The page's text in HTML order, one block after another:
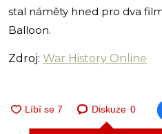
stal náměty hned pro dva
Balloon.
Zdroj: War History Online
Diskuze 0